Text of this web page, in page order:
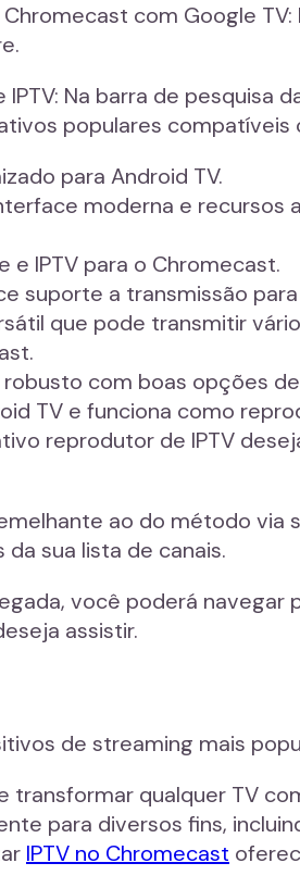
com Google
Na barra de pesquisa
populares
para Android TV.
moderna e
e IPTV para o Chromecast.
suporte a transmissão
que pode transmitir
com boas opções
TV e funciona como
reprodutor de IPTV
ao do método
da sua lista de canais.
você poderá
assistir.
de streaming mais
qualquer TV
para diversos fins,
IPTV no Chromecast